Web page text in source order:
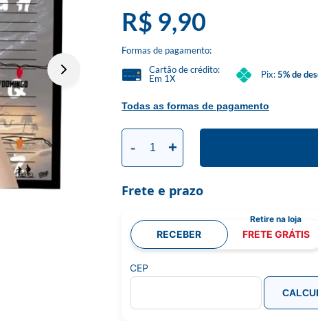
R$ 9,90
Formas de pagamento:
Todas as formas de pagamento
Cartão de crédito:
Em 1X
Pix:5% de
- +
Frete e prazo
RECEBER FRETE GRÁTIS
CEP